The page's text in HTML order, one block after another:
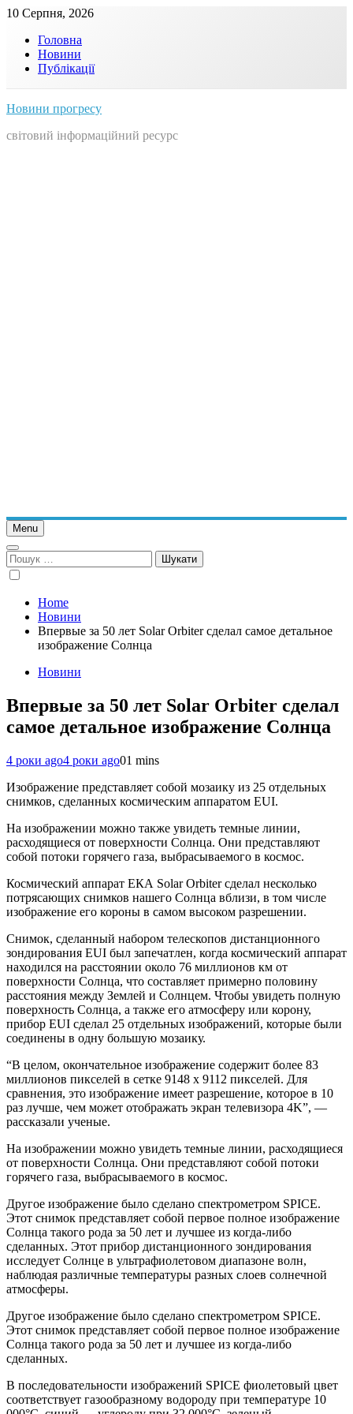
Skip
content
10 Серпня, 2026
Головна
Новини
Публікації
Новини прогресу
світовий інформаційний ресурс
Menu
Пошук:
Home
Новини
Впервые за 50 лет Solar Orbiter сделал самое детальное
изображение Солнца
Новини
Впервые за 50 лет Solar Orbiter сделал
самое детальное изображение Солнца
4 роки ago4 роки ago01 mins
Изображение представляет собой мозаику из 25 отдельных
снимков, сделанных космическим аппаратом EUI.
На изображении можно также увидеть темные линии,
расходящиеся от поверхности Солнца. Они представляют
собой потоки горячего газа, выбрасываемого в космос.
Космический аппарат ЕКА Solar Orbiter сделал несколько
потрясающих снимков нашего Солнца вблизи, в том числе
изображение его короны в самом высоком разрешении.
Снимок, сделанный набором телескопов дистанционного
зондирования EUI был запечатлен, когда космический аппарат
находился на расстоянии около 76 миллионов км от
поверхности Солнца, что составляет примерно половину
расстояния между Землей и Солнцем. Чтобы увидеть полную
поверхность Солнца, а также его атмосферу или корону,
прибор EUI сделал 25 отдельных изображений, которые были
соединены в одну большую мозаику.
“В целом, окончательное изображение содержит более 83
миллионов пикселей в сетке 9148 x 9112 пикселей. Для
сравнения, это изображение имеет разрешение, которое в 10
раз лучше, чем может отображать экран телевизора 4K”, —
рассказали ученые.
На изображении можно увидеть темные линии, расходящиеся
от поверхности Солнца. Они представляют собой потоки
горячего газа, выбрасываемого в космос.
Другое изображение было сделано спектрометром SPICE.
Этот снимок представляет собой первое полное изображение
Солнца такого рода за 50 лет и лучшее из когда-либо
сделанных. Этот прибор дистанционного зондирования
исследует Солнце в ультрафиолетовом диапазоне волн,
наблюдая различные температуры разных слоев солнечной
атмосферы.
Другое изображение было сделано спектрометром SPICE.
Этот снимок представляет собой первое полное изображение
Солнца такого рода за 50 лет и лучшее из когда-либо
сделанных.
В последовательности изображений SPICE фиолетовый цвет
соответствует газообразному водороду при температуре 10